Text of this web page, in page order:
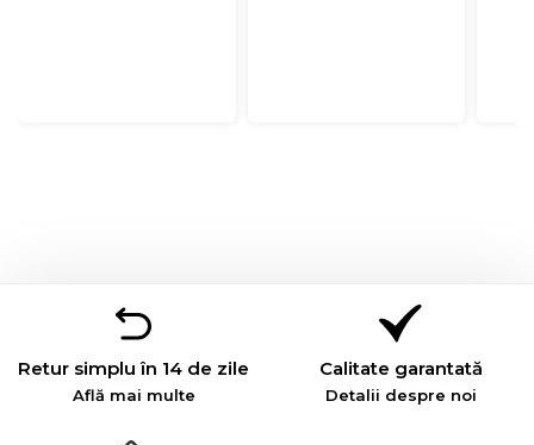
Retur simplu în 14 de zile
Află mai multe
Calitate garantată
Detalii despre noi